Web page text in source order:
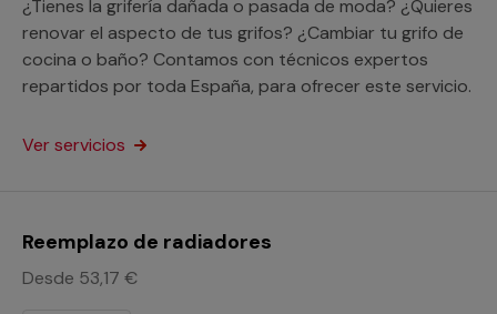
¿Tienes la grifería dañada o pasada de moda? ¿Quieres
renovar el aspecto de tus grifos? ¿Cambiar tu grifo de
cocina o baño? Contamos con técnicos expertos
repartidos por toda España, para ofrecer este servicio.
Ver servicios
Reemplazo de radiadores
Desde 53,17 €